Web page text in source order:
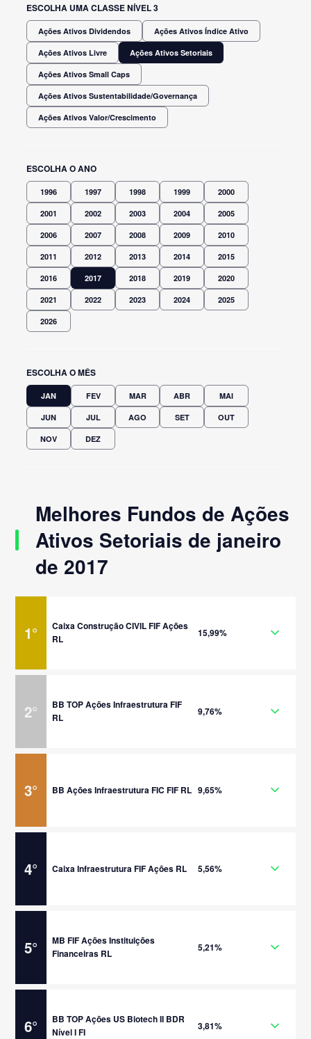
ESCOLHA UMA CLASSE NÍVEL 3
Ações Ativos Dividendos Ações Ativos Índice Ativo
Ações Ativos Livre Ações Ativos Setoriais
Ações Ativos Small Caps
Ações Ativos Sustentabilidade/Governança
Ações Ativos Valor/Crescimento
ESCOLHA O ANO
1996 1997 1998 1999 2000
2001 2002 2003 2004 2005
2006 2007 2008 2009 2010
2011 2012 2013 2014 2015
2016 2017 2018 2019 2020
2021 2022 2023 2024 2025
2026
ESCOLHA O MÊS
JAN FEV MAR ABR MAI
JUN JUL AGO SET OUT
NOV DEZ
Melhores Fundos de Ações
Ativos Setoriais de janeiro
de 2017
1°
Caixa Construção CIVIL FIF Ações
RL
15,99%
2°
BB TOP Ações Infraestrutura FIF
RL
9,76%
3° BB Ações Infraestrutura FIC FIF RL 9,65%
4° Caixa Infraestrutura FIF Ações RL 5,56%
5°
MB FIF Ações Instituições
Financeiras RL
5,21%
6°
BB TOP Ações US Biotech II BDR
Nível I FI
3,81%